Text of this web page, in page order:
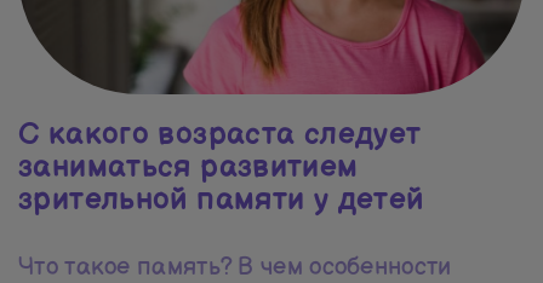
С какого возраста следует
заниматься развитием
зрительной памяти у детей
Что такое память? В чем особенности